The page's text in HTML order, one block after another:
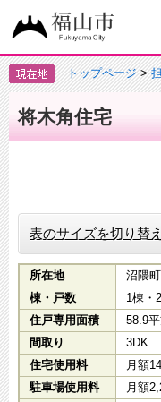
トップページ>
将木角住宅
表のサイズを切り替
所在地
沼隈
棟・戸数
1棟・
住戸専用面積
58.9
間取り
3DK
住宅使用料
月額
駐車場使用料
月額